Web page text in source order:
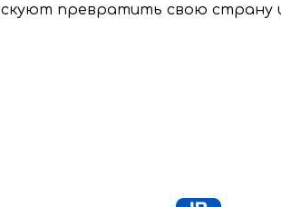
превратить свою страну